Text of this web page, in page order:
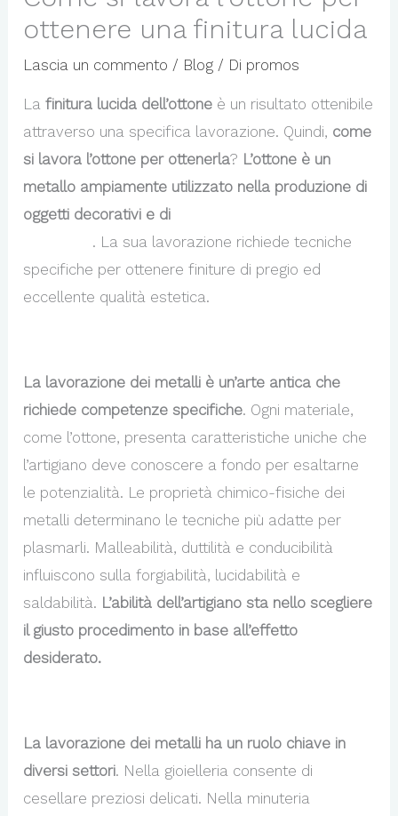
ottenere una finitura lucida
Lascia un commento / Blog / Di promos
Lafinitura lucida dell’ottone è un risultato ottenibile
attraverso una specifica lavorazione. Quindi, come
si lavora l’ottone per ottenerla? L’ottone è un
metallo ampiamente utilizzato nella produzione di
oggetti decorativi e di
. La sua lavorazione richiede tecniche
specifiche per ottenere finiture di pregio ed
eccellente qualità estetica.
La lavorazione dei metalli è un’arte antica che
richiede competenze specifiche. Ogni materiale,
come l’ottone, presenta caratteristiche uniche che
l’artigiano deve conoscere a fondo per esaltarne
le potenzialità. Le proprietà chimico-fisiche dei
metalli determinano le tecniche più adatte per
plasmarli. Malleabilità, duttilità e conducibilità
influiscono sulla forgiabilità, lucidabilità e
saldabilità. L’abilità dell’artigiano sta nello scegliere
il giusto procedimento in base all’effetto
desiderato.
La lavorazione dei metalli ha un ruolo chiave in
diversi settori. Nella gioielleria consente di
cesellare preziosi delicati. Nella minuteria